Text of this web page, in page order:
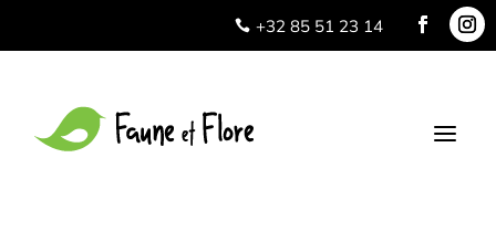
 +32 85 51 23 14
a